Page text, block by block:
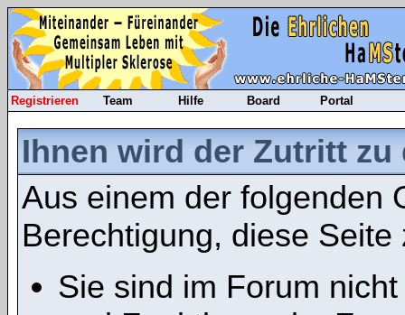
Registrieren Team Hilfe Board Portal
Ihnen wird der Zutritt
Aus einem der folgenden
Berechtigung, diese Seite
Sie sind im Forum